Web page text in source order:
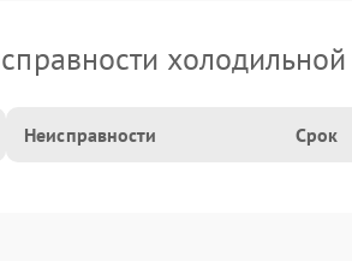
Неисправности Срок